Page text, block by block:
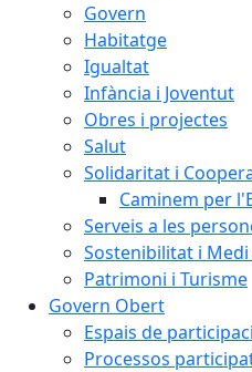
Govern
Habitatge
Igualtat
Infància i Joventut
Obres i projectes
Salut
Solidaritat i
Caminem per
Serveis a les
Sostenibilitat i
Patrimoni i Turisme
Govern Obert
Espais de
Processos